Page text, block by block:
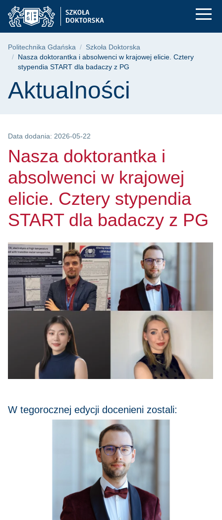
Przejdź
do
menu
Przejdź
do
wyszukiwarki
Przejdź
do
treści
Nasza doktorantka i
Ścieżka nawigacyjna
Politechnika Gdańska
Szkoła Doktorska
Nasza doktorantka i absolwenci w krajowej elicie. Cztery
stypendia START dla badaczy z PG
Treść strony
Aktualności
Data dodania: 2026-05-22
Nasza doktorantka i
absolwenci w krajowej
elicie. Cztery stypendia
START dla badaczy z PG
W tegorocznej edycji docenieni zostali: